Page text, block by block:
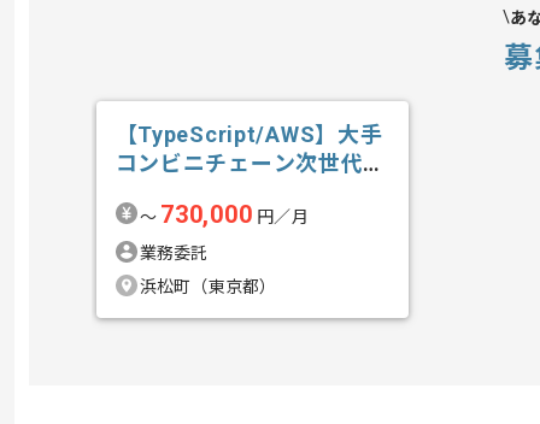
あ
【TypeScript/AWS】大手
コンビニチェーン次世代
〜 730,000 円／月
業務委託
浜松町（東京都）